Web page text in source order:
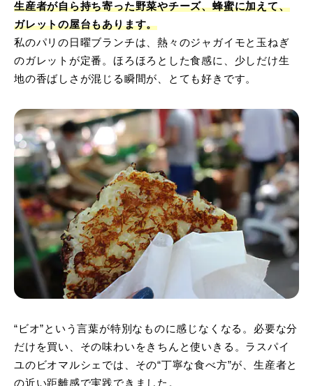
生産者が自ら持ち寄った野菜やチーズ、蜂蜜に加えて、
ガレットの屋台もあります。
私のパリの日曜ブランチは、熱々のジャガイモと玉ねぎ
のガレットが定番。ほろほろとした食感に、少しだけ生
地の香ばしさが混じる瞬間が、とても好きです。
“ビオ”という言葉が特別なものに感じなくなる。必要な分
だけを買い、その味わいをきちんと使いきる。ラスパイ
ユのビオマルシェでは、その“丁寧な食べ方”が、生産者と
の近い距離感で実践できました。